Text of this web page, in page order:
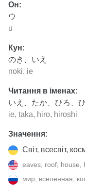
Он:
ウ
u
Кун:
のき、いえ
noki, ie
Читання в іменах:
いえ、たか、ひろ、
ie, taka, hiro, hiroshi
Значення:
Світ, всесвіт,
eaves, roof, house,
мир; вселенная;